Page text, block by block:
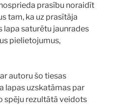
prasību noraidīt
tam, ka uz prasītāja
lapa saturētu jaunrades
pielietojumus,
autoru šo tiesas
lapas uzskatāmas par
spēju rezultātā veidots